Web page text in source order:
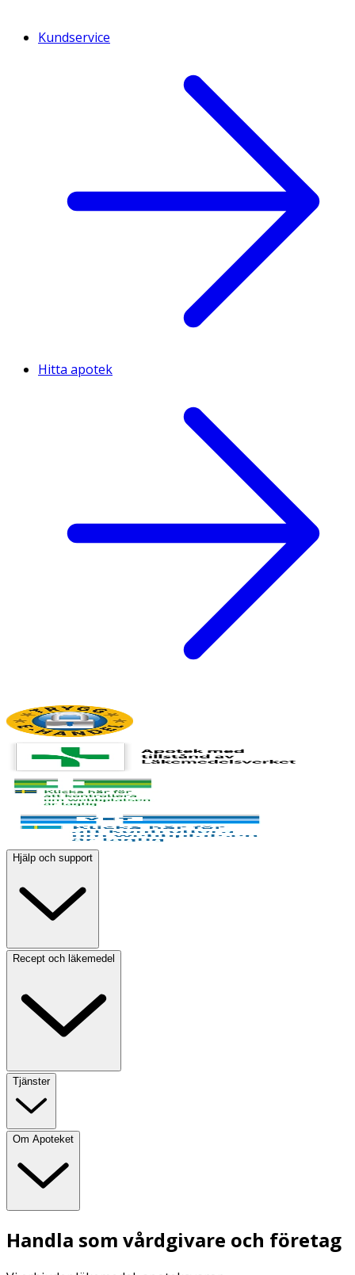
Kundservice
Hitta apotek
Hjälp och support
Recept och läkemedel
Tjänster
Om Apoteket
Handla som vårdgivare och företag